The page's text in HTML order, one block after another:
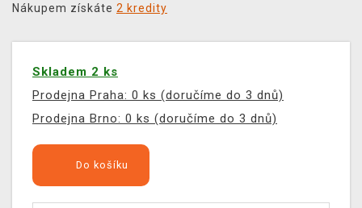
Nákupem získáte 2 kredity
Skladem 2 ks
Prodejna Praha: 0 ks (doručíme do 3 dnů)
Prodejna Brno: 0 ks (doručíme do 3 dnů)
Do košíku